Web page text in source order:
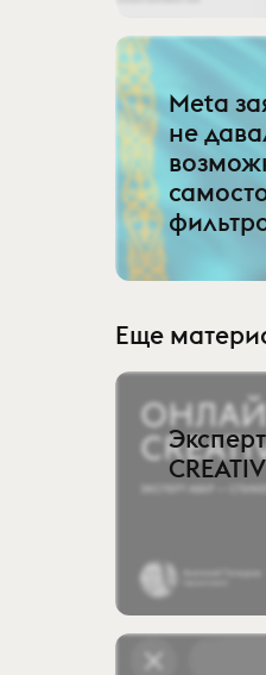
Meta
не
Еще